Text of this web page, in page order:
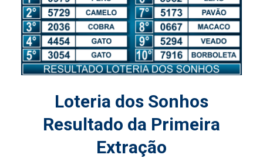
Loteria dos Sonhos
Resultado da Primeira
Extração